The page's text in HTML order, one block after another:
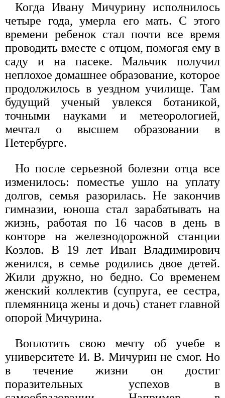
Когда Ивану Мичурину исполнилось
четыре года, умерла его мать. С этого
времени ребенок стал почти все время
проводить вместе с отцом, помогая ему в
саду и на пасеке. Мальчик получил
неплохое домашнее образование, которое
продолжилось в уездном училище. Там
будущий ученый увлекся ботаникой,
точными науками и метеорологией,
мечтал о высшем образовании в
Петербурге.
Но после серьезной болезни отца все
изменилось: поместье ушло на уплату
долгов, семья разорилась. Не закончив
гимназии, юноша стал зарабатывать на
жизнь, работая по 16 часов в день в
конторе на железнодорожной станции
Козлов. В 19 лет Иван Владимирович
женился, в семье родились двое детей.
Жили дружно, но бедно. Со временем
женский коллектив (супруга, ее сестра,
племянница жены и дочь) станет главной
опорой Мичурина.
Воплотить свою мечту об учебе в
университете И. В. Мичурин не смог. Но
в течение жизни он достиг
поразительных успехов в